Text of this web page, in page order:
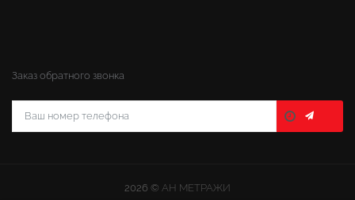
Заказ обратного звонка
2026 © АН МЕТРАЖИ